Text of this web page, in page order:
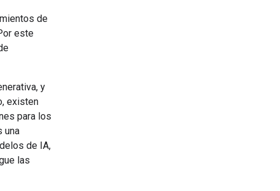
de
este
y
existen
para los
una
de IA,
las